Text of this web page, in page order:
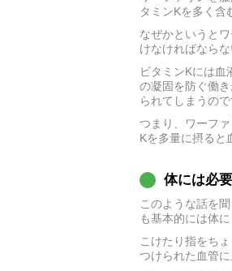
タミンKを多く含
なぜかというと
けなければならな
ビタミンKには血
の凝固を防ぐ働
られてしまうので
つまり、ワーフ
Kを多量に摂ると
体には必
このような話を
も基本的には体
こけたり指をち
つけられた血管